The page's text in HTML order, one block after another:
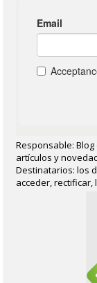
Responsable:
artículos y
Destinatarios: los
acceder,